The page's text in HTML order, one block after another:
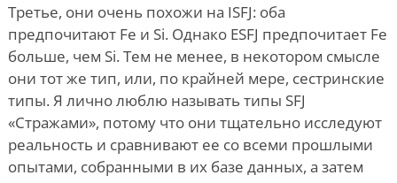
Третье, они очень похожи на ISFJ: оба
предпочитают Fe и Si. Однако ESFJ предпочитает Fe
больше, чем Si. Тем не менее, в некотором смысле
они тот же тип, или, по крайней мере, сестринские
типы. Я лично люблю называть типы SFJ
«Стражами», потому что они тщательно исследуют
реальность и сравнивают ее со всеми прошлыми
опытами, собранными в их базе данных, а затем